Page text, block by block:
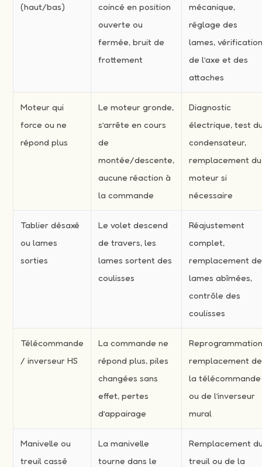
(haut/bas)
coincé en position
ouverte ou
fermée, bruit de
frottement
mécanique,
réglage des
lames,
de l’axe et des
attaches
Moteur qui
force ou ne
répond plus
Le moteur gronde,
s’arrête en cours
de
montée/descente,
aucune réaction à
la commande
Diagnostic
électrique, test
condensateur,
remplacement du
moteur si
nécessaire
Tablier désaxé
ou lames
sorties
Le volet descend
de travers, les
lames sortent des
coulisses
Réajustement
complet,
remplacement de
lames abîmées,
contrôle des
coulisses
Télécommande
/ inverseur HS
La commande ne
répond plus, piles
changées sans
effet, pertes
d’appairage
remplacement de
la télécommande
ou de l’inverseur
mural
Manivelle ou
treuil cassé
La manivelle
tourne dans le
Remplacement
treuil ou de la